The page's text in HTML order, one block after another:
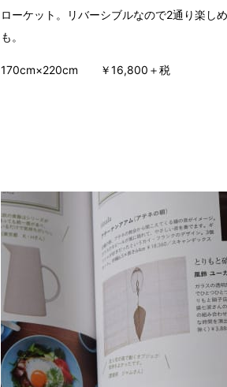
ローケット。リバーシブルなので2通り楽し
も。
170cm×220cm ￥16,800＋税